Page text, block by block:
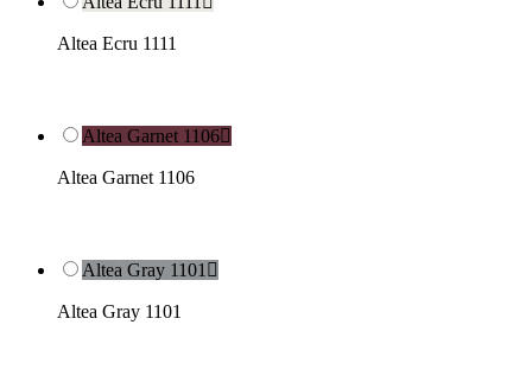
Altea Ecru 1111
Altea Garnet 1106
Altea Garnet 1106
Altea Gray 1101 
Altea Gray 1101